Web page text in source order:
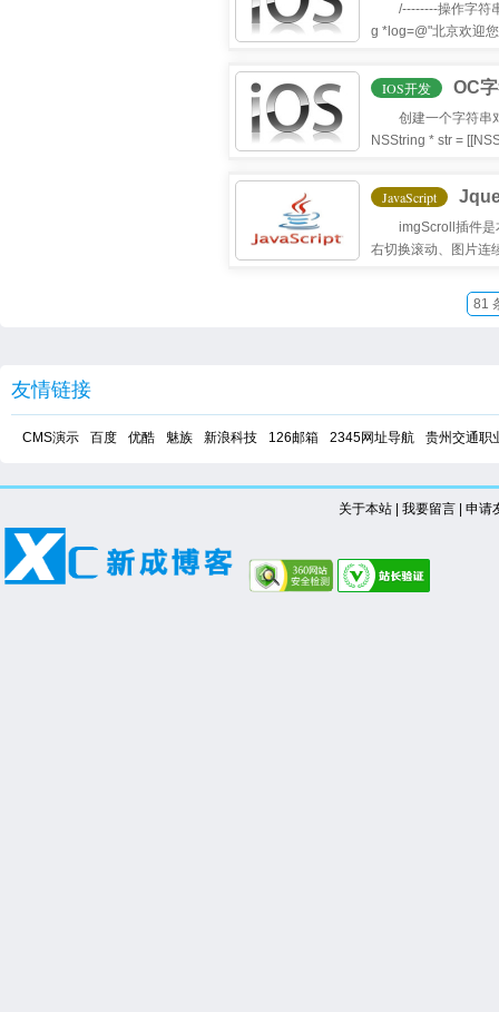
/--------操作字符
g *log=@"北京欢迎
IOS开发 OC
创建一个字符串
NSString * str =
JavaScript
imgScroll插件是
右切换滚动、图片连
81
友情链接
CMS演示 百度 优酷 魅族 新浪科技 126邮箱 2345网址导航 贵州交通职
关于本站| 我要留言| 申请